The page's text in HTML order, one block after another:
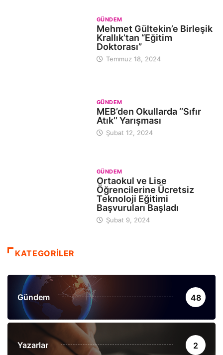
GÜNDEM
Mehmet Gültekin’e Birleşik
Krallık’tan “Eğitim
Doktorası”
Temmuz 18, 2024
GÜNDEM
MEB’den Okullarda ‘’Sıfır
Atık’’ Yarışması
Şubat 12, 2024
GÜNDEM
Ortaokul ve Lise
Öğrencilerine Ücretsiz
Teknoloji Eğitimi
Başvuruları Başladı
Şubat 9, 2024
KATEGORİLER
Gündem 48
Yazarlar 2